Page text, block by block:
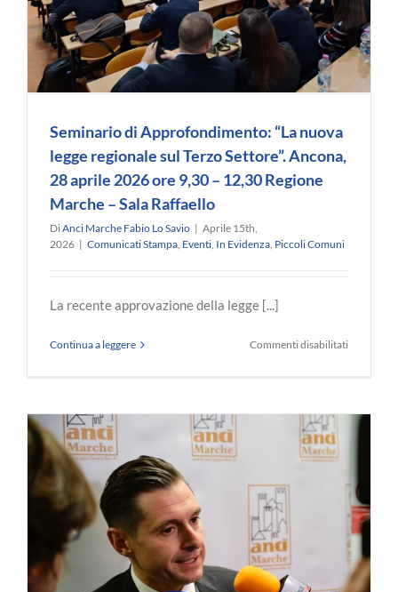
Seminario di Approfondimento: “La nuova
legge regionale sul Terzo Settore”. Ancona,
28 aprile 2026 ore 9,30 – 12,30 Regione
Marche – Sala Raffaello
DiAnci Marche Fabio Lo Savio | Aprile 15th,
2026 | Comunicati Stampa, Eventi, In Evidenza, Piccoli Comuni
La recente approvazione della legge [...]
Continua a leggere Commenti disabilitatisu
nuova
Terzo
Settore”.
Ancona,
28
aprile
2026
ore